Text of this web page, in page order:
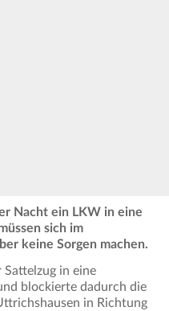
Nacht ein LKW in eine
sich im
keine Sorgen machen.
Sattelzug in eine
blockierte dadurch die
in Richtung